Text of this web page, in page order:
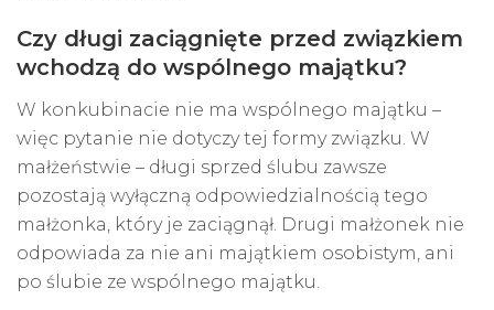
Czy długi zaciągnięte przed związkiem
wchodzą do wspólnego majątku?
W konkubinacie nie ma wspólnego majątku –
więc pytanie nie dotyczy tej formy związku. W
małżeństwie – długi sprzed ślubu zawsze
pozostają wyłączną odpowiedzialnością tego
małżonka, który je zaciągnął. Drugi małżonek nie
odpowiada za nie ani majątkiem osobistym, ani
po ślubie ze wspólnego majątku.